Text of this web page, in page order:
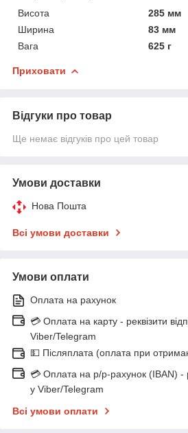
Висота
285 мм
Ширина
83 мм
Вага
625 г
Приховати
Відгуки про товар
Ще немає відгуків про цей товар
Умови доставки
Нова Пошта
Всі умови доставки
Умови оплати
Оплата на рахунок
💳 Оплата на карту - реквізити
Viber/Telegram
💵 Післяплата (оплата при
💳 Оплата на р/р-рахунок (IBAN) -
у Viber/Telegram
Всі умови оплати